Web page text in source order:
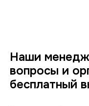
Наши
вопросы и
бесплатный